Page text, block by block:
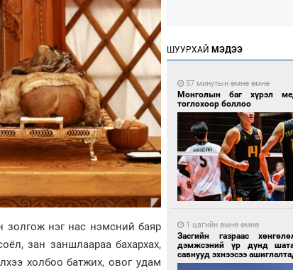
золгож нэг нас нэмсний баяр
зан заншлаараа бахархах,
холбоо батжих, овог удам
ШУУРХАЙ МЭДЭЭ
57 минутын өмнө өмнө
Монголын баг хүрэл
тоглохоор боллоо
1 цагийн өмнө өмнө
Засгийн газраас
дэмжсэний үр дүнд
савнууд эхнээсээ